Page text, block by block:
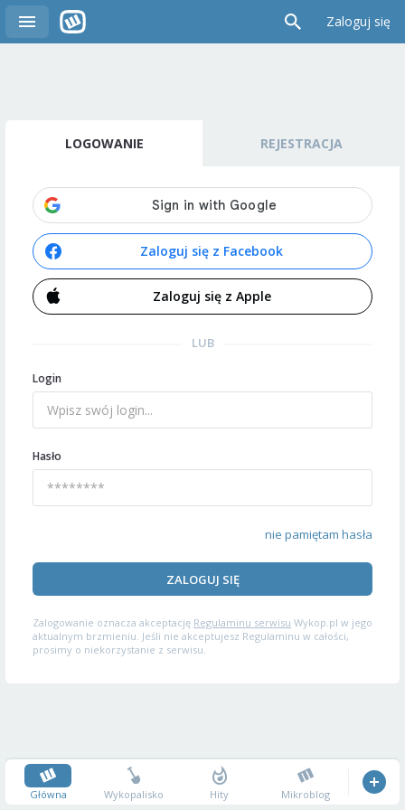
Zaloguj się
LOGOWANIE REJESTRACJA
Zaloguj się z Facebook
Zaloguj się z Apple
LUB
Login
Hasło
nie pamiętam hasła
ZALOGUJ SIĘ
Zalogowanie oznacza akceptację Regulaminu serwisu Wykop.pl w jego
aktualnym brzmieniu. Jeśli nie akceptujesz Regulaminu w całości,
prosimy o niekorzystanie z serwisu.
Główna Wykopalisko Hity Mikroblog